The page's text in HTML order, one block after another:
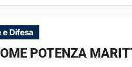
e Difesa
POTENZA